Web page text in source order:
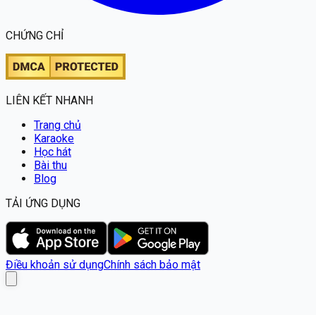
CHỨNG CHỈ
LIÊN KẾT NHANH
Trang chủ
Karaoke
Học hát
Bài thu
Blog
TẢI ỨNG DỤNG
Điều khoản sử dụngChính sách bảo mật